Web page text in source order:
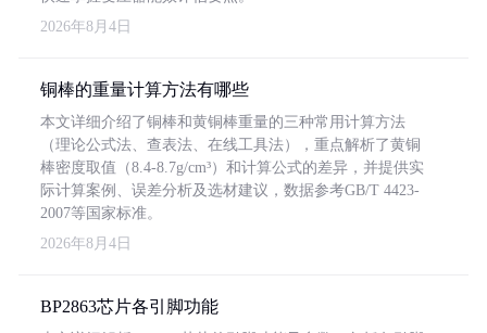
2026年8月4日
铜棒的重量计算方法有哪些
本文详细介绍了铜棒和黄铜棒重量的三种常用计算方法
（理论公式法、查表法、在线工具法），重点解析了黄铜
棒密度取值（8.4-8.7g/cm³）和计算公式的差异，并提供实
际计算案例、误差分析及选材建议，数据参考GB/T 4423-
2007等国家标准。
2026年8月4日
BP2863芯片各引脚功能